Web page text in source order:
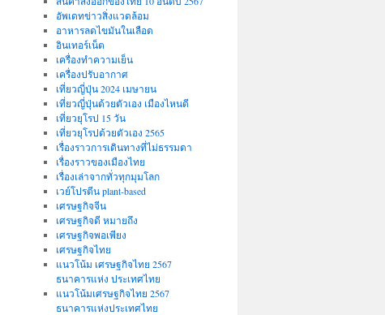
อัพเดทข่าวสิ่งแวดล้อม
อาหารลดไขมันในเลือด
อินเทอร์เน็ต
เครื่องทำความเย็น
เครื่องปรับอากาศ
เที่ยวญี่ปุ่น 2024 เมษายน
เที่ยวญี่ปุ่นด้วยตัวเอง เมืองไหนดี
เที่ยวยุโรป 15 วัน
เที่ยวยุโรปด้วยตัวเอง 2565
เรื่องราวการเดินทางที่ไม่ธรรมดา
เรื่องราวของเมืองไทย
เรื่องเล่าจากทั่วทุกมุมโลก
เวย์โปรตีน plant-based
เศรษฐกิจจีน
เศรษฐกิจดี หมายถึง
เศรษฐกิจพอเพียง
เศรษฐกิจไทย
แนวโน้ม เศรษฐกิจไทย 2567
ธนาคารแห่ง ประเทศไทย
แนวโน้มเศรษฐกิจไทย 2567
ธนาคารแห่งประเทศไทย